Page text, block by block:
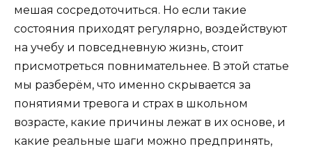
мешая сосредоточиться. Но если такие
состояния приходят регулярно, воздействуют
на учебу и повседневную жизнь, стоит
присмотреться повнимательнее. В этой статье
мы разберём, что именно скрывается за
понятиями тревога и страх в школьном
возрасте, какие причины лежат в их основе, и
какие реальные шаги можно предпринять,